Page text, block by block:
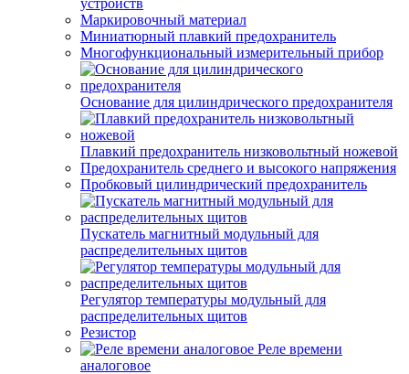
устройств
Маркировочный материал
Миниатюрный плавкий предохранитель
Многофункциональный измерительный прибор
Основание для цилиндрического предохранителя
Плавкий предохранитель низковольтный ножевой
Предохранитель среднего и высокого напряжения
Пробковый цилиндрический предохранитель
Пускатель магнитный модульный для
распределительных щитов
Регулятор температуры модульный для
распределительных щитов
Резистор
Реле времени
аналоговое